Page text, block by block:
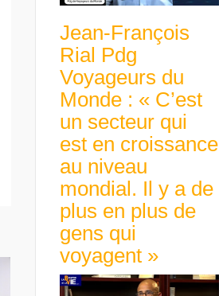
Jean-François
Rial Pdg
Voyageurs du
Monde : « C’est
un secteur qui
est en croissance
au niveau
mondial. Il y a de
plus en plus de
gens qui
voyagent »